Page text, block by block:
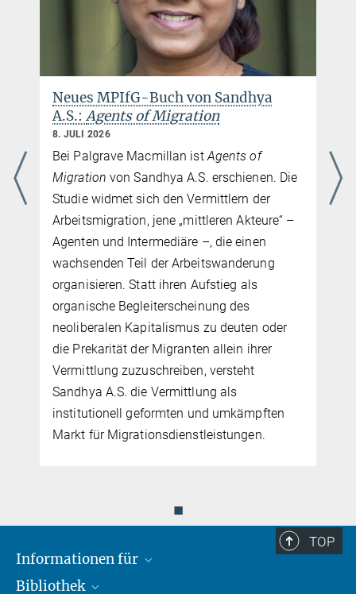
Neues MPIfG-Buch von Sandhya
A.S.: Agents of Migration
8. JULI 2026
Bei Palgrave Macmillan istAgents of
Migration von Sandhya A.S. erschienen. Die
Studie widmet sich den Vermittlern der
Arbeitsmigration, jene „mittleren Akteure“ –
Agenten und Intermediäre –, die einen
wachsenden Teil der Arbeitswanderung
organisieren. Statt ihren Aufstieg als
organische Begleiterscheinung des
neoliberalen Kapitalismus zu deuten oder
die Prekarität der Migranten allein ihrer
Vermittlung zuzuschreiben, versteht
Sandhya A.S. die Vermittlung als
institutionell geformten und umkämpften
Markt für Migrationsdienstleistungen.
◼
TOP
Informationen für
Forschende
Bibliothek